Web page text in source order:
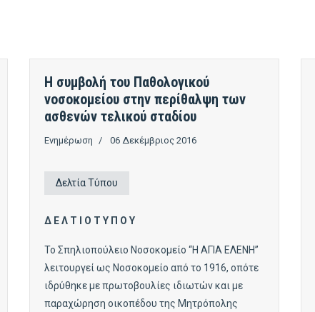
Η συμβολή του Παθολογικού
νοσοκομείου στην περίθαλψη των
ασθενών τελικού σταδίου
Ενημέρωση 06 Δεκέμβριος 2016
Δελτία Τύπου
Δ Ε Λ Τ Ι Ο Τ Υ Π Ο Υ
Το Σπηλιοπούλειο Νοσοκομείο “Η ΑΓΙΑ ΕΛΕΝΗ”
λειτουργεί ως Νοσοκομείο από το 1916, οπότε
ιδρύθηκε με πρωτοβουλίες ιδιωτών και με
παραχώρηση οικοπέδου της Μητρόπολης